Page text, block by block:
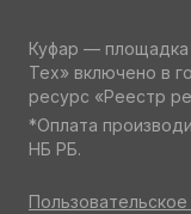
Куфар —
Тех» включено в
ресурс «Реестр
*Оплата
НБ РБ.